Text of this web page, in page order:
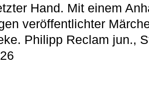
Hand. Mit einem
veröffentlichter
Philipp Reclam jun.,